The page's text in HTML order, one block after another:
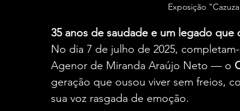
Exposição
35 anos de saudade e um legado que
No dia 7 de julho de 2025,
Agenor de Miranda Araújo Neto — o
geração que ousou viver sem freios,
sua voz rasgada de emoção.